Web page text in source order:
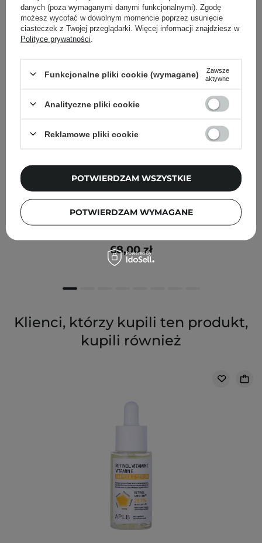
Transparent Lab - ZI-K Cica Repairing Balm -
Regenerujący Balsam do Twarzy i Ciała - 100ml
68,00 zł
Klienci, którzy kupili ten produkt,
kupili również
danych (poza wymaganymi danymi funkcjonalnymi). Zgodę
możesz wycofać w dowolnym momencie poprzez usunięcie
ciasteczek z Twojej przeglądarki. Więcej informacji znajdziesz w
Polityce prywatności
Funkcjonalne pliki cookie (wymagane)
Zawsze
aktywne
Analityczne pliki cookie
Reklamowe pliki cookie
POTWIERDZAM WYMAGANE
POTWIERDZAM WSZYSTKIE